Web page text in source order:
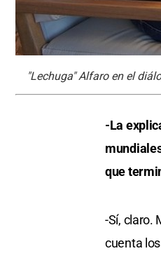
"Lechuga" Alfaro en el
-La
que
-Sí, claro.
cuenta